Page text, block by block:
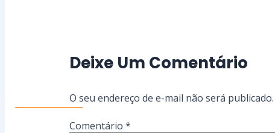
Conte Conosco
Deixe Um Comentário
O seu endereço de e-mail não será publicado.
Comentário *